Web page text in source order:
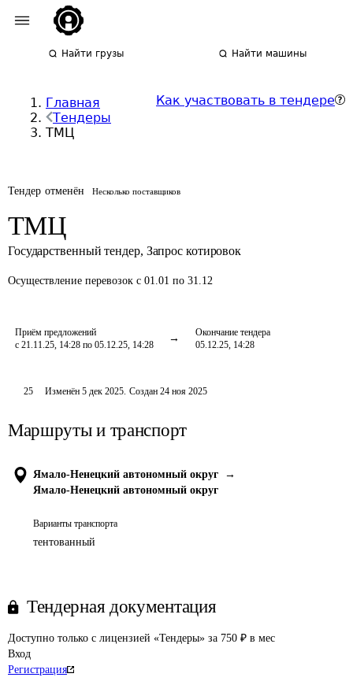
Найти грузы Найти машины
Главная
Тендеры
ТМЦ
Как участвовать в тендере
Тендер отменён Несколько поставщиков
ТМЦ
Государственный тендер, Запрос котировок
Осуществление перевозок с 01.01 по 31.12
Приём предложений
с 21.11.25, 14:28 по 05.12.25, 14:28
Окончание тендера
05.12.25, 14:28
25 Изменён5 дек 2025. Создан 24 ноя 2025
Маршруты и транспорт
Ямало-Ненецкий автономный округ
→
Ямало-Ненецкий автономный округ
Варианты транспорта
тентованный
Тендерная документация
Доступно только с лицензией «Тендеры» за 750 ₽ в мес
Вход
Регистрация